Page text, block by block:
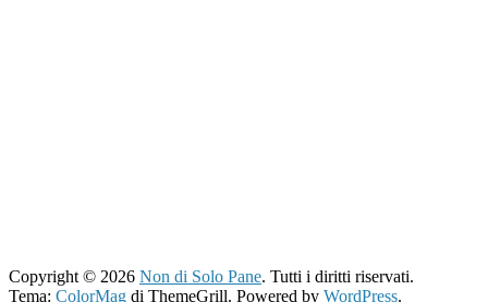
Copyright © 2026 Non di Solo Pane. Tutti i diritti riservati.
Tema: ColorMag di ThemeGrill. Powered by WordPress.